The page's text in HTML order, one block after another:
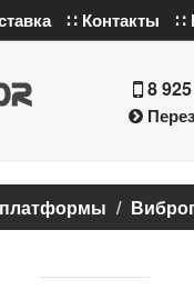
∷ Контакты ∷
8